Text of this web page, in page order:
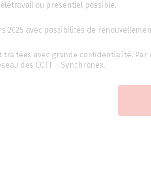
ou présentiel possible.
2025 avec possibilités de
traitées avec grande confidentialité.
des CCTT – Synchronex.